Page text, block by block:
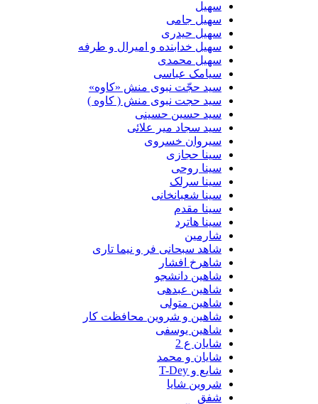
سهیل جامی
سهیل حیدری
سهیل خدابنده و امیرال و طرفه
سهیل محمدی
سیامک عباسی
سید حجّت نبوی منش «کاوه»
سید حجت نبوی منش ( کاوه )
سید حسین حسینى
سید سجاد میر علائی
سیروان خسروی
سینا حجازی
سینا روحی
سینا سرلک
سینا شعبانخانی
سینا مقدم
سینا هاترد
شارمین
شاهد سبحانی فر و نیما تاری
شاهرخ افشار
شاهین دانشجو
شاهین عبدهی
شاهین متولی
شاهین و شروین محافظت کار
شاهین یوسفی
شایان ع 2
شایان و محمد
شایع و T-Dey
شروین شایا